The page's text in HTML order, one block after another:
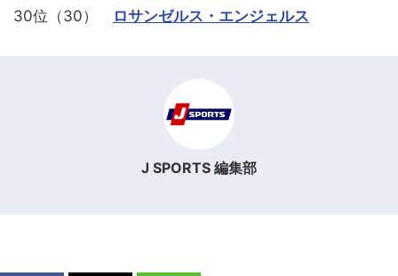
30位（30）
ロサンゼルス・エンジェルス
J SPORTS 編集部